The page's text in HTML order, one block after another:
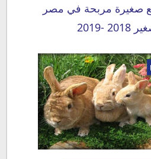
صغيرة مربحة في مصر